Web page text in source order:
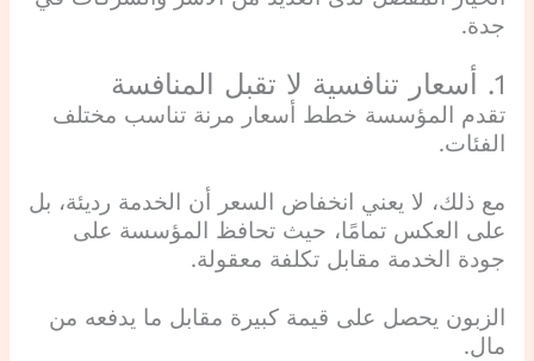
جدة.
1. أسعار تنافسية لا تقبل المنافسة
تقدم المؤسسة خطط أسعار مرنة تناسب مختلف
الفئات.
مع ذلك، لا يعني انخفاض السعر أن الخدمة رديئة، بل
على العكس تمامًا، حيث تحافظ المؤسسة على
جودة الخدمة مقابل تكلفة معقولة.
الزبون يحصل على قيمة كبيرة مقابل ما يدفعه من
مال.